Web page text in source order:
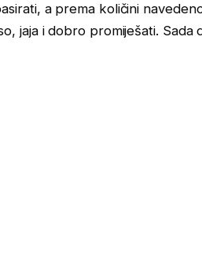
a prema količini
jaja i dobro promiješati.